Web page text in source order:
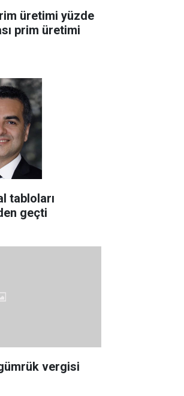
üretimi yüzde
prim üretimi
tabloları
geçti
vergisi